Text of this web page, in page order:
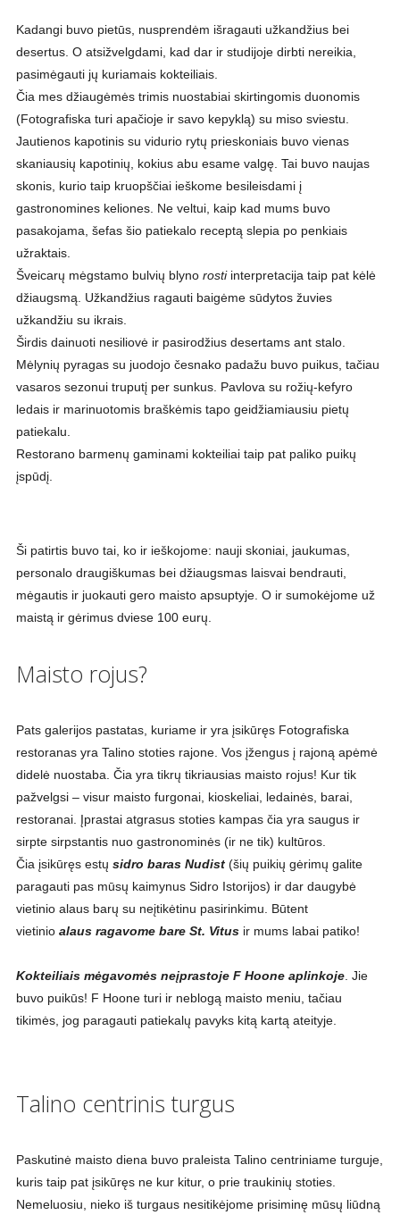
Kadangi buvo pietūs, nusprendėm išragauti užkandžius bei
desertus. O atsižvelgdami, kad dar ir studijoje dirbti nereikia,
pasimėgauti jų kuriamais kokteiliais.
Čia mes džiaugėmės trimis nuostabiai skirtingomis duonomis
(Fotografiska turi apačioje ir savo kepyklą) su miso sviestu.
Jautienos kapotinis su vidurio rytų prieskoniais buvo vienas
skaniausių kapotinių, kokius abu esame valgę. Tai buvo naujas
skonis, kurio taip kruopščiai ieškome besileisdami į
gastronomines keliones. Ne veltui, kaip kad mums buvo
pasakojama, šefas šio patiekalo receptą slepia po penkiais
užraktais.
Šveicarų mėgstamo bulvių blyno rostiinterpretacija taip pat kėlė
džiaugsmą. Užkandžius ragauti baigėme sūdytos žuvies
užkandžiu su ikrais.
Širdis dainuoti nesiliovė ir pasirodžius desertams ant stalo.
Mėlynių pyragas su juodojo česnako padažu buvo puikus, tačiau
vasaros sezonui truputį per sunkus. Pavlova su rožių-kefyro
ledais ir marinuotomis braškėmis tapo geidžiamiausiu pietų
patiekalu.
Restorano barmenų gaminami kokteiliai taip pat paliko puikų
įspūdį.
Ši patirtis buvo tai, ko ir ieškojome: nauji skoniai, jaukumas,
personalo draugiškumas bei džiaugsmas laisvai bendrauti,
mėgautis ir juokauti gero maisto apsuptyje. O ir sumokėjome už
maistą ir gėrimus dviese 100 eurų.
Maisto rojus?
Pats galerijos pastatas, kuriame ir yra įsikūręs Fotografiska
restoranas yra Talino stoties rajone. Vos įžengus į rajoną apėmė
didelė nuostaba. Čia yra tikrų tikriausias maisto rojus! Kur tik
pažvelgsi – visur maisto furgonai, kioskeliai, ledainės, barai,
restoranai. Įprastai atgrasus stoties kampas čia yra saugus ir
sirpte sirpstantis nuo gastronominės (ir ne tik) kultūros.
Čia įsikūręs estų sidro baras Nudist(šių puikių gėrimų galite
paragauti pas mūsų kaimynus Sidro Istorijos) ir dar daugybė
vietinio alaus barų su neįtikėtinu pasirinkimu. Būtent
vietinio alaus ragavome bare St. Vitusir mums labai patiko!
Kokteiliais mėgavomės neįprastoje F Hoone aplinkoje. Jie
buvo puikūs! F Hoone turi ir neblogą maisto meniu, tačiau
tikimės, jog paragauti patiekalų pavyks kitą kartą ateityje.
Talino centrinis turgus
Paskutinė maisto diena buvo praleista Talino centriniame turguje,
kuris taip pat įsikūręs ne kur kitur, o prie traukinių stoties.
Nemeluosiu, nieko iš turgaus nesitikėjome prisiminę mūsų liūdną